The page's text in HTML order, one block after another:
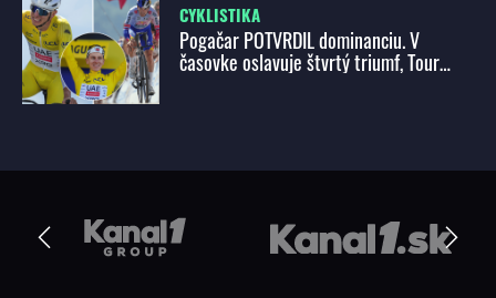
CYKLISTIKA
Pogačar POTVRDIL dominanciu. V
časovke oslavuje štvrtý triumf, Tour